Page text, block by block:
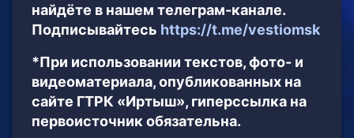
найдёте в нашем телеграм-канале.
Подписывайтесь https://t.me/vestiomsk
*При использовании текстов, фото- и
видеоматериала, опубликованных на
сайте ГТРК «Иртыш», гиперссылка на
первоисточник обязательна.